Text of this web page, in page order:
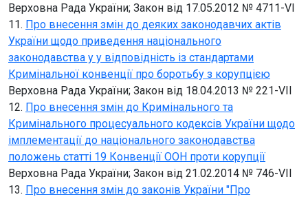
Верховна Рада України; Закон від 17.05.2012 № 4711-VI
11. Про внесення змін до деяких законодавчих актів
України щодо приведення національного
законодавства у у відповідність із стандартами
Кримінальної конвенції про боротьбу з корупцією
Верховна Рада України; Закон від 18.04.2013 № 221-VII
12. Про внесення змін до Кримінального та
Кримінального процесуального кодексів України щодо
імплементації до національного законодавства
положень статті 19 Конвенції ООН проти корупції
Верховна Рада України; Закон від 21.02.2014 № 746-VII
13. Про внесення змін до законів України "Про